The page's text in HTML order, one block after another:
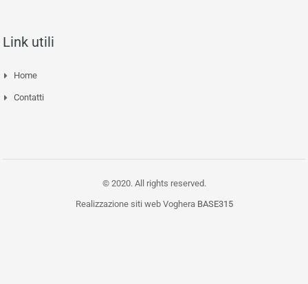
Link utili
Home
Contatti
© 2020. All rights reserved.
Realizzazione siti web Voghera BASE315